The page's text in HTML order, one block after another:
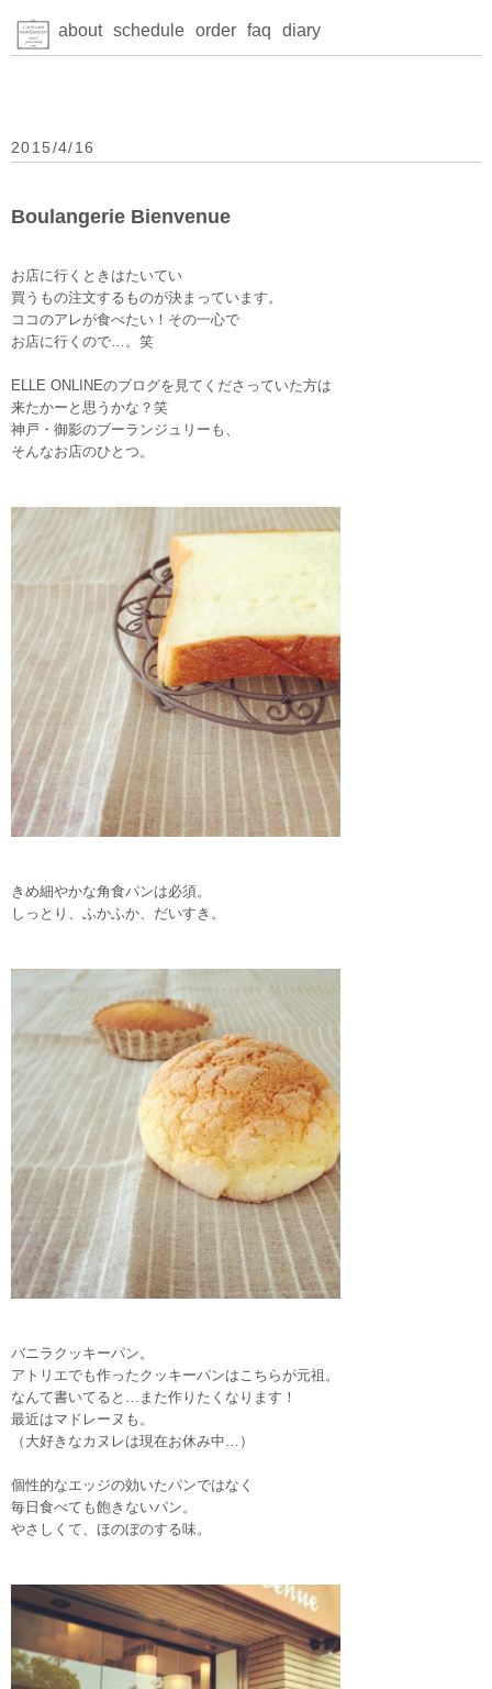
about schedule order faq diary
2015/4/16
Boulangerie Bienvenue
お店に行くときはたいてい
買うもの注文するものが決まっています。
ココのアレが食べたい！その一心で
お店に行くので…。笑
ELLE ONLINEのブログを見てくださっていた方は
来たかーと思うかな？笑
神戸・御影のブーランジュリーも、
そんなお店のひとつ。
きめ細やかな角食パンは必須。
しっとり、ふかふか、だいすき。
バニラクッキーパン。
アトリエでも作ったクッキーパンはこちらが元祖。
なんて書いてると…また作りたくなります！
最近はマドレーヌも。
（大好きなカヌレは現在お休み中…）
個性的なエッジの効いたパンではなく
毎日食べても飽きないパン。
やさしくて、ほのぼのする味。